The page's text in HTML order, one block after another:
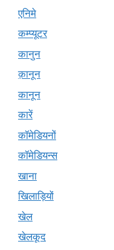
एनिमे
कम्प्यूटर
कानुन
क़ानून
कानून
कारें
कॉमेडियनों
कॉमेडियन्स
खाना
खिलाड़ियों
खेल
खेलकूद